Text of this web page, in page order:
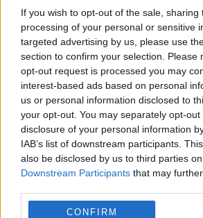
If you wish to opt-out of the sale, sharing
processing of your personal or sensitive
targeted advertising by us, please use
section to confirm your selection. Please
opt-out request is processed you may
interest-based ads based on personal
us or personal information disclosed to
your opt-out. You may separately opt-
disclosure of your personal information
IAB’s list of downstream participants.
also be disclosed by us to third parties
Downstream Participants that may
CONFIRM
27 AUGUST 2017
Floyd Mayweather vs.
confruntarea considerată
secolului a început! Prima
în care cei doi s-au tatonat,
surprinzătoare timidatea lui